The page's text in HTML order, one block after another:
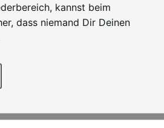
kannst beim
dass niemand Dir Deinen